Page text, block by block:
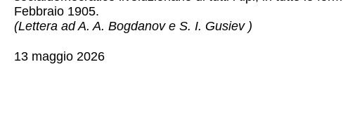
Febbraio 1905.
(Lettera ad A. A. Bogdanov e S. I. Gusiev )
13 maggio 2026